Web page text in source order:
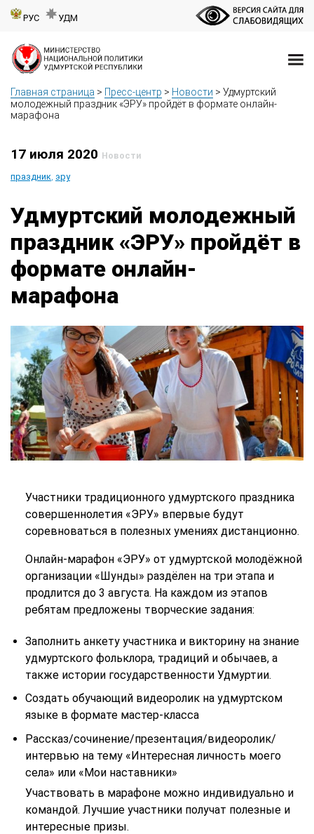
РУС УДМ
Главная страница > Пресс-центр > Новости > Удмуртский
молодежный праздник «ЭРУ» пройдёт в формате онлайн-
марафона
17 июля 2020 Новости
праздник, эру
Удмуртский молодежный
праздник «ЭРУ» пройдёт в
формате онлайн-
марафона
Участники традиционного удмуртского праздника
совершеннолетия «ЭРУ» впервые будут
соревноваться в полезных умениях дистанционно.
Онлайн-марафон «ЭРУ» от удмуртской молодёжной
организации «Шунды» раздёлен на три этапа и
продлится до 3 августа. На каждом из этапов
ребятам предложены творческие задания:
Заполнить анкету участника и викторину на знание
удмуртского фольклора, традиций и обычаев, а
также истории государственности Удмуртии.
Создать обучающий видеоролик на удмуртском
языке в формате мастер-класса
Рассказ/сочинение/презентация/видеоролик/
интервью на тему «Интересная личность моего
села» или «Мои наставники»
Участвовать в марафоне можно индивидуально и
командой. Лучшие участники получат полезные и
интересные призы.